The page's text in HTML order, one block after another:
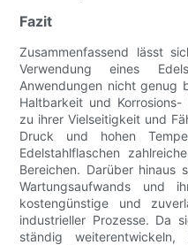
Fazit
Zusammenfassend lässt
Verwendung eines
Anwendungen nicht genug
Haltbarkeit und
zu ihrer Vielseitigkeit und
Druck und hohen
Edelstahlflaschen
Bereichen. Darüber hinaus
Wartungsaufwands und
kostengünstige und
industrieller Prozesse. Da
ständig weiterentwickeln,